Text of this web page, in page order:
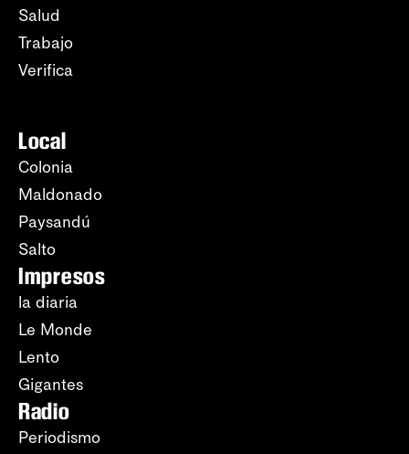
Salud
Trabajo
Verifica
Local
Colonia
Maldonado
Paysandú
Salto
Impresos
la diaria
Le Monde
Lento
Gigantes
Radio
Periodismo